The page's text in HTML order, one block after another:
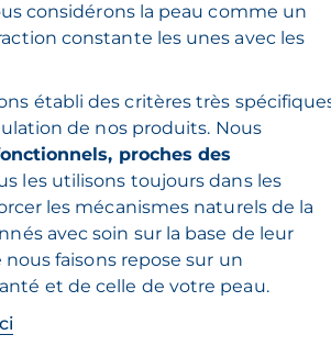
considérons la peau comme un
constante les unes avec les
établi des critères très
de nos produits. Nous
proches des
les utilisons toujours dans les
les mécanismes naturels de la
avec soin sur la base de leur
faisons repose sur un
et de celle de votre peau.